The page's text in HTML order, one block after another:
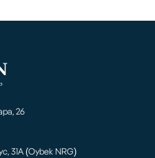
26
31А (Oybek NRG)